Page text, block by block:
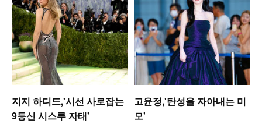
지지 하디드,'시선 사로잡는
9등신 시스루 자태'
고윤정,'탄성을 자아내는 미
모'